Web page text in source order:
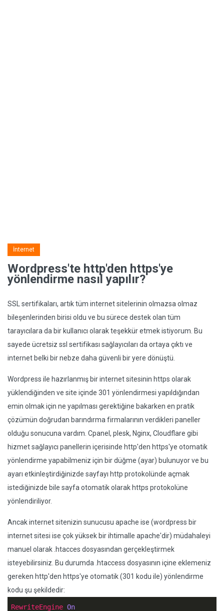
İnternet
Wordpress'te http'den https'ye
yönlendirme nasıl yapılır?
SSL sertifikaları, artık tüm internet sitelerinin olmazsa olmaz
bileşenlerinden birisi oldu ve bu sürece destek olan tüm
tarayıcılara da bir kullanıcı olarak teşekkür etmek istiyorum. Bu
sayede ücretsiz ssl sertifikası sağlayıcıları da ortaya çıktı ve
internet belki bir nebze daha güvenli bir yere dönüştü.
Wordpress ile hazırlanmış bir internet sitesinin https olarak
yüklendiğinden ve site içinde 301 yönlendirmesi yapıldığından
emin olmak için ne yapılması gerektiğine bakarken en pratik
çözümün doğrudan barındırma firmalarının verdikleri paneller
olduğu sonucuna vardım. Cpanel, plesk, Nginx, Cloudflare gibi
hizmet sağlayıcı panellerin içerisinde http'den https'ye otomatik
yönlendirme yapabilmeniz için bir düğme (ayar) bulunuyor ve bu
ayarı etkinleştirdiğinizde sayfayı http protokolünde açmak
istediğinizde bile sayfa otomatik olarak https protokolüne
yönlendiriliyor.
Ancak internet sitenizin sunucusu apache ise (wordpress bir
internet sitesi ise çok yüksek bir ihtimalle apache'dir) müdahaleyi
manuel olarak .htacces dosyasından gerçekleştirmek
isteyebilirsiniz. Bu durumda .htaccess dosyasının içine eklemeniz
gereken http'den https'ye otomatik (301 kodu ile) yönlendirme
kodu şu şekildedir:
RewriteEngine On